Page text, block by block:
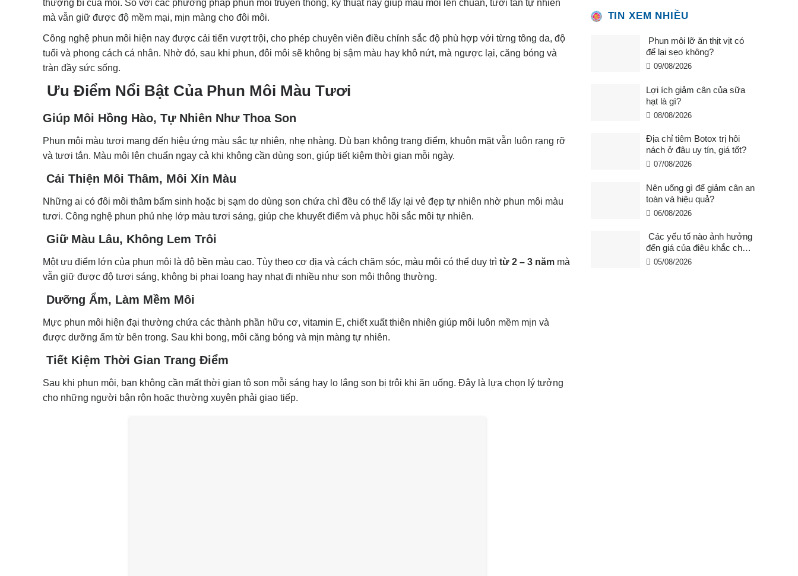
thượng bì của môi. So với các phương pháp phun môi truyền thống, kỹ thuật này giúp màu môi lên chuẩn, tươi tắn tự nhiên
mà vẫn giữ được độ mềm mại, mịn màng cho đôi môi.
Công nghệ phun môi hiện nay được cải tiến vượt trội, cho phép chuyên viên điều chỉnh sắc độ phù hợp với từng tông da, độ
tuổi và phong cách cá nhân. Nhờ đó, sau khi phun, đôi môi sẽ không bị sậm màu hay khô nứt, mà ngược lại, căng bóng và
tràn đầy sức sống.
Ưu Điểm Nổi Bật Của Phun Môi Màu Tươi
Giúp Môi Hồng Hào, Tự Nhiên Như Thoa Son
Phun môi màu tươi mang đến hiệu ứng màu sắc tự nhiên, nhẹ nhàng. Dù bạn không trang điểm, khuôn mặt vẫn luôn rạng rỡ
và tươi tắn. Màu môi lên chuẩn ngay cả khi không cần dùng son, giúp tiết kiệm thời gian mỗi ngày.
Cải Thiện Môi Thâm, Môi Xỉn Màu
Những ai có đôi môi thâm bẩm sinh hoặc bị sạm do dùng son chứa chì đều có thể lấy lại vẻ đẹp tự nhiên nhờ phun môi màu
tươi. Công nghệ phun phủ nhẹ lớp màu tươi sáng, giúp che khuyết điểm và phục hồi sắc môi tự nhiên.
Giữ Màu Lâu, Không Lem Trôi
Một ưu điểm lớn của phun môi là độ bền màu cao. Tùy theo cơ địa và cách chăm sóc, màu môi có thể duy trì từ 2 – 3 năm mà
vẫn giữ được độ tươi sáng, không bị phai loang hay nhạt đi nhiều như son môi thông thường.
Dưỡng Ẩm, Làm Mềm Môi
Mực phun môi hiện đại thường chứa các thành phần hữu cơ, vitamin E, chiết xuất thiên nhiên giúp môi luôn mềm mịn và
được dưỡng ẩm từ bên trong. Sau khi bong, môi căng bóng và mịn màng tự nhiên.
Tiết Kiệm Thời Gian Trang Điểm
Sau khi phun môi, bạn không cần mất thời gian tô son mỗi sáng hay lo lắng son bị trôi khi ăn uống. Đây là lựa chọn lý tưởng
cho những người bận rộn hoặc thường xuyên phải giao tiếp.
TIN XEM NHIỀU
Phun môi lỡ ăn thịt vịt có
để lại sẹo không?
09/08/2026
Lợi ích giảm cân của sữa
hạt là gì?
08/08/2026
Địa chỉ tiêm Botox trị hôi
nách ở đâu uy tín, giá tốt?
07/08/2026
Nên uống gì để giảm cân an
toàn và hiệu quả?
06/08/2026
Các yếu tố nào ảnh hưởng
đến giá của điêu khắc chân
mày ?
05/08/2026